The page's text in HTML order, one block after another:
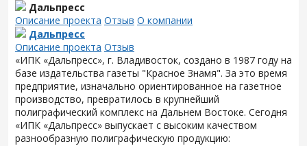
Дальпресс
Описание проекта Отзыв О компании
Дальпресс
Описание проекта Отзыв
«ИПК «Дальпресс», г. Владивосток, создано в 1987 году на
базе издательства газеты "Красное Знамя". За это время
предприятие, изначально ориентированное на газетное
производство, превратилось в крупнейший
полиграфический комплекс на Дальнем Востоке. Сегодня
«ИПК «Дальпресс» выпускает с высоким качеством
разнообразную полиграфическую продукцию: